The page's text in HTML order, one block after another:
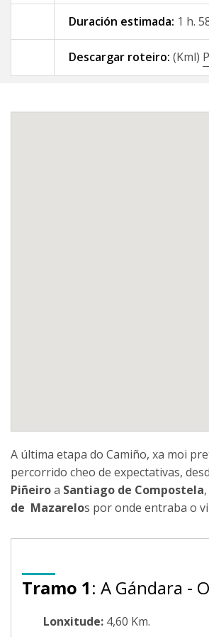
09 - A
Compostela
Duración estimada: 1 h.
Descargar roteiro: (Kml)
A última etapa do Camiño, xa moi
percorrido cheo de expectativas,
Piñeiroa Santiago de Compostela
de Mazarelos por onde entraba o
Tramo 1: A Gándara -
Lonxitude: 4,60 Km.